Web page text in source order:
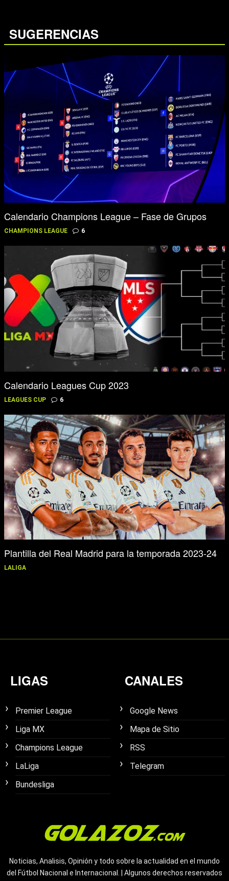
SUGERENCIAS
Calendario Champions League – Fase de Grupos
CHAMPIONS LEAGUE 6
Calendario Leagues Cup 2023
LEAGUES CUP 6
Plantilla del Real Madrid para la temporada 2023-24
LALIGA
LIGAS
Premier League
Liga MX
Champions League
LaLiga
Bundesliga
CANALES
Google News
Mapa de Sitio
RSS
Telegram
Noticias, Analisis, Opinión y todo sobre la actualidad en el mundo
del Fútbol Nacional e Internacional. | Algunos derechos reservados